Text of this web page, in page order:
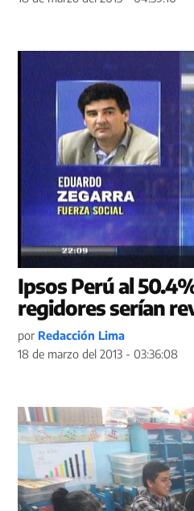
Ipsos Perú al
regidores serían
por Redacción Lima
18 de marzo del 2013 - 03:36:08